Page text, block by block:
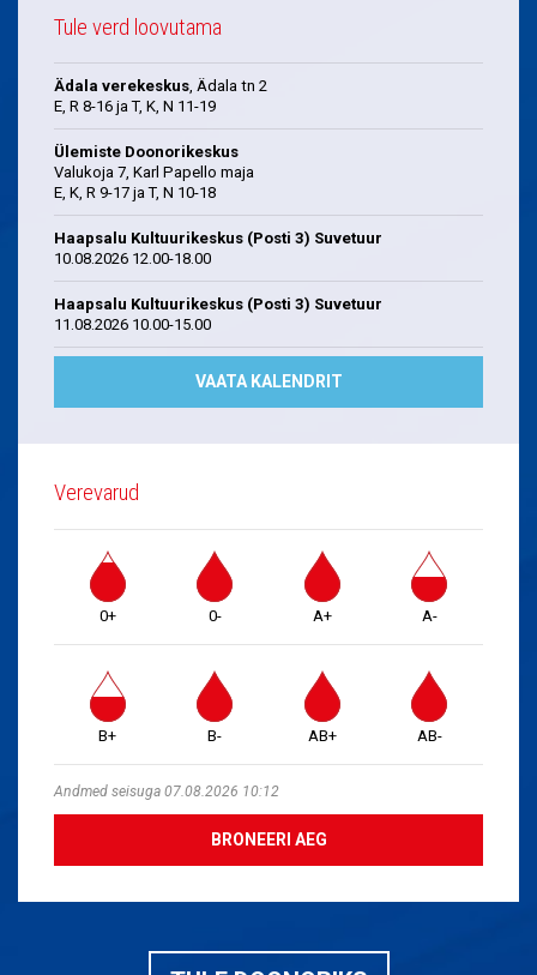
Tule verd loovutama
Ädala verekeskus, Ädala tn 2
E, R 8-16 ja T, K, N 11-19
Ülemiste Doonorikeskus
Valukoja 7, Karl Papello maja
E, K, R 9-17 ja T, N 10-18
Haapsalu Kultuurikeskus (Posti 3) Suvetuur
10.08.2026 12.00-18.00
Haapsalu Kultuurikeskus (Posti 3) Suvetuur
11.08.2026 10.00-15.00
VAATA KALENDRIT
Verevarud
0+ 0- A+ A-
B+ B- AB+ AB-
Andmed seisuga 07.08.2026 10:12
BRONEERI AEG